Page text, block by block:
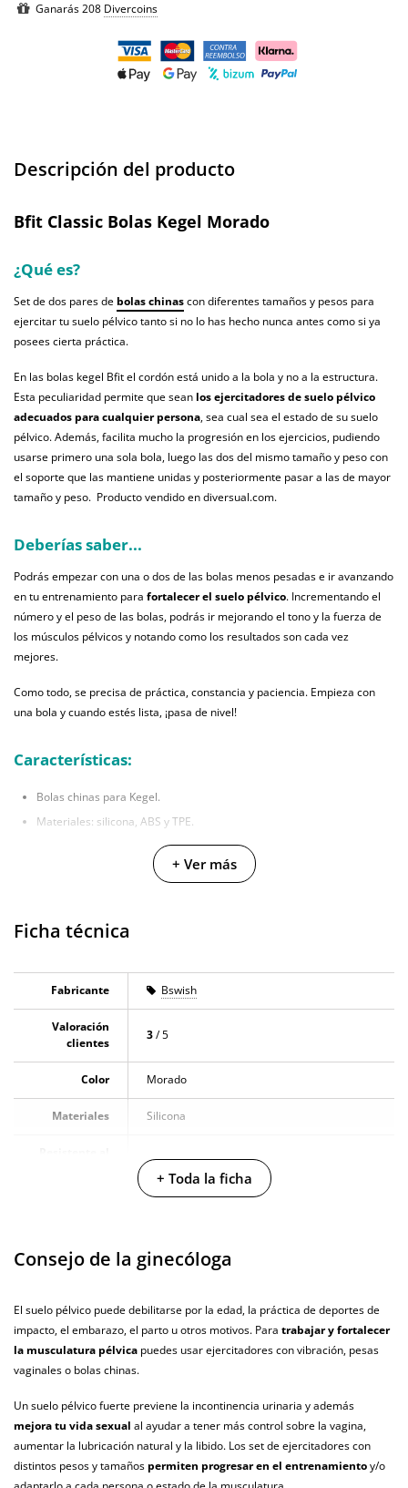
Ganarás 208 Divercoins
Descripción del producto
Bfit Classic Bolas Kegel Morado
¿Qué es?
Set de dos pares de bolas chinascon diferentes tamaños y pesos para
ejercitar tu suelo pélvico tanto si no lo has hecho nunca antes como si ya
posees cierta práctica.
En las bolas kegel Bfit el cordón está unido a la bola y no a la estructura.
Esta peculiaridad permite que sean los ejercitadores de suelo pélvico
adecuados para cualquier persona, sea cual sea el estado de su suelo
pélvico. Además, facilita mucho la progresión en los ejercicios, pudiendo
usarse primero una sola bola, luego las dos del mismo tamaño y peso con
el soporte que las mantiene unidas y posteriormente pasar a las de mayor
tamaño y peso. Producto vendido en diversual.com.
Deberías saber...
Podrás empezar con una o dos de las bolas menos pesadas e ir avanzando
en tu entrenamiento para fortalecer el suelo pélvico. Incrementando el
número y el peso de las bolas, podrás ir mejorando el tono y la fuerza de
los músculos pélvicos y notando como los resultados son cada vez
mejores.
Como todo, se precisa de práctica, constancia y paciencia. Empieza con
una bola y cuando estés lista, ¡pasa de nivel!
Características:
Bolas chinas para Kegel.
Materiales: silicona, ABS y TPE.
Textura suave, agradable al tacto.
Dos bolas y dos aplicadores para elevar la dificultad de tus ejercicios.
Grande: Diámetro 3.6 cm y peso de 38g.
Pequeña: Diámetro 2.9 cm y peso de 24g.
5 clientes han opinado sobre este producto
producto. Todas las opiniones que recibimos de los artículos que
importante, y nos ayuda a mejorar y ofrecer un mejor servicio al resto de
+ Ver más
Ficha técnica
Fabricante Bswish
Valoración
clientes
3/ 5
Color Morado
Materiales Silicona
100% sumergible
No testado en
animales
Envío discreto Paquete discreto y sin distintivos
Garantías 3 años de garantía
original
recibo?
El en 24 horas hábiles (fecha estimada)
+ Toda la ficha
Consejo de la ginecóloga
El suelo pélvico puede debilitarse por la edad, la práctica de deportes de
impacto, el embarazo, el parto u otros motivos. Para trabajar y fortalecer
la musculatura pélvica puedes usar ejercitadores con vibración, pesas
vaginales o bolas chinas.
Un suelo pélvico fuerte previene la incontinencia urinaria y además
mejora tu vida sexual al ayudar a tener más control sobre la vagina,
aumentar la lubricación natural y la libido. Los set de ejercitadores con
distintos pesos y tamaños permiten progresar en el entrenamientoy/o